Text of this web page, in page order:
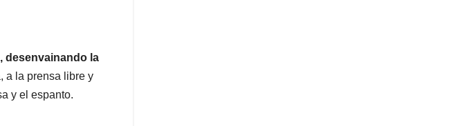
desenvainando la
a la prensa libre y
y el espanto.